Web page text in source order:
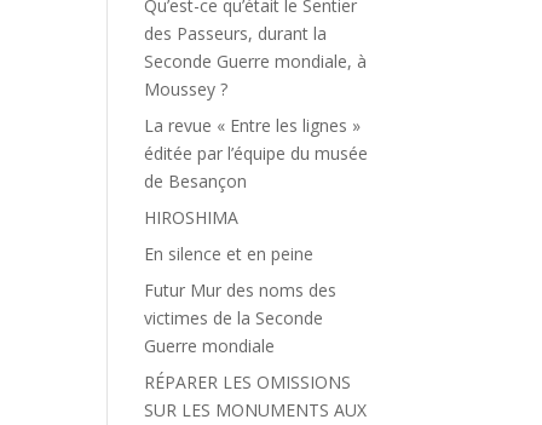
Qu’est-ce qu’était le Sentier
des Passeurs, durant la
Seconde Guerre mondiale, à
Moussey ?
La revue « Entre les lignes »
éditée par l’équipe du musée
de Besançon
HIROSHIMA
En silence et en peine
Futur Mur des noms des
victimes de la Seconde
Guerre mondiale
RÉPARER LES OMISSIONS
SUR LES MONUMENTS AUX